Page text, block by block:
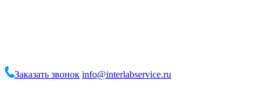
Заказать звонок info@interlabservice.ru